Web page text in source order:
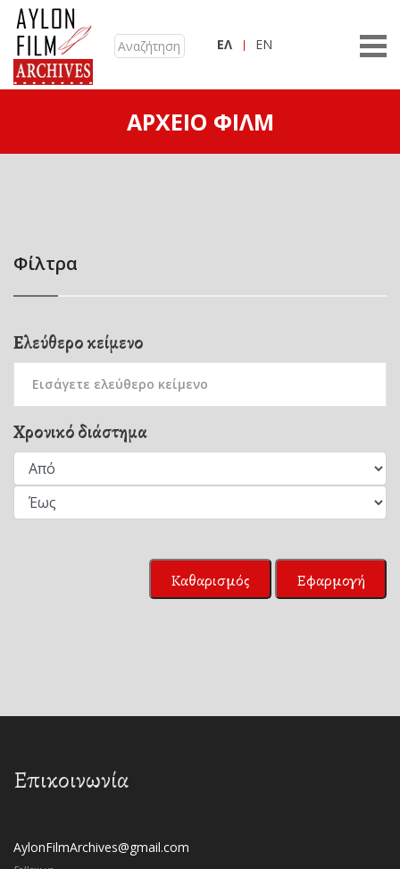
ΕΛ EN
ΑΡΧΕΊΟ ΦΙΛΜ
Φίλτρα
Ελεύθερο κείμενο
Χρονικό διάστημα
Καθαρισμός Εφαρμογή
Επικοινωνία
AylonFilmArchives@gmail.com